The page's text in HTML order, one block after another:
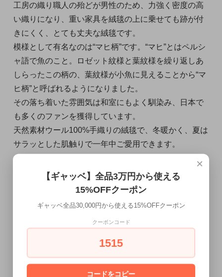
工房の織り職人の殆どが男性のため、力強く密度の高
い織りになり、重い家具を絨毯の上に乗せても跡が付
きにくく、とても丈夫な絨毯です。
模様として有名なのは“マヒ柄”です。“マヒ”とはペルシ
ャ語で魚のこと。ロゼット紋様と葉紋様を繰り返しあ
しらったこの柄の、葉紋様が小魚に見えることから“マ
ヒ柄”と呼ばれるようになりました。
その落ち着いた雰囲気は和室にもよく馴染み、日本で
も多くのファンを獲得しています。
天然素材ウール100%手織りの絨毯で、冬暖かく、夏は
サラッとした肌触りで一年中ご愛用できます。
■お手入れ方法について
＊普段のお手入れとしては掃除機をしっかりかけて下
＊汚れが気になる時はウール用洗剤入りの水でタオル
を固くしぼり、毛並みにそって拭きます。その後、き
れいな水を固くしぼったタオルで拭いて下さい。
＊ジュース等の汚れは、裏にタオルを敷き、表からタ
×
【ギャッベ】全品3万円から使える
15%OFFクーポン
ギャッベ全品30,000円から使える15%OFFクーポン
クーポンコード
1515
コードをコピー